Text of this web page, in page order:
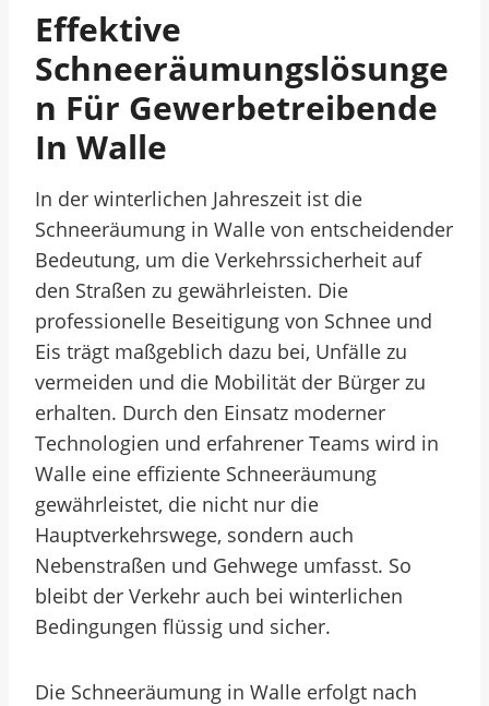
Effektive
Schneeräumungslösunge
N Für Gewerbetreibende
In Walle
In der winterlichen Jahreszeit ist die
Schneeräumung in Walle von entscheidender
Bedeutung, um die Verkehrssicherheit auf
den Straßen zu gewährleisten. Die
professionelle Beseitigung von Schnee und
Eis trägt maßgeblich dazu bei, Unfälle zu
vermeiden und die Mobilität der Bürger zu
erhalten. Durch den Einsatz moderner
Technologien und erfahrener Teams wird in
Walle eine effiziente Schneeräumung
gewährleistet, die nicht nur die
Hauptverkehrswege, sondern auch
Nebenstraßen und Gehwege umfasst. So
bleibt der Verkehr auch bei winterlichen
Bedingungen flüssig und sicher.
Die Schneeräumung in Walle erfolgt nach